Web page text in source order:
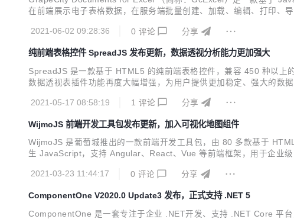
在前端展示电子表格数据，在服务端批量创建、加载、编辑、打印、
2021-06-02 09:28:36
0 评论 分享
纯前端表格控件 SpreadJS 发布更新，数据透视分析能力更加强大
SpreadJS 是一款基于 HTML5 的纯前端表格控件，兼容 450 种以上
数据透视表插件功能再度大幅增强，为用户提供更加稳定、强大的数
2021-05-17 08:58:19
1 评论 分享
WijmoJS 前端开发工具包发布更新，加入可视化地图组件
WijmoJS 是葡萄城推出的一款前端开发工具包，由 80 多款基于
生 JavaScript，支持 Angular、React、Vue 等前端框架，用于企业
2021-03-23 11:44:17
0 评论 分享
ComponentOne V2020.0 Update3 发布，正式支持 .NET 5
ComponentOne 是一套专注于企业 .NET开发、支持 .NET Core 平